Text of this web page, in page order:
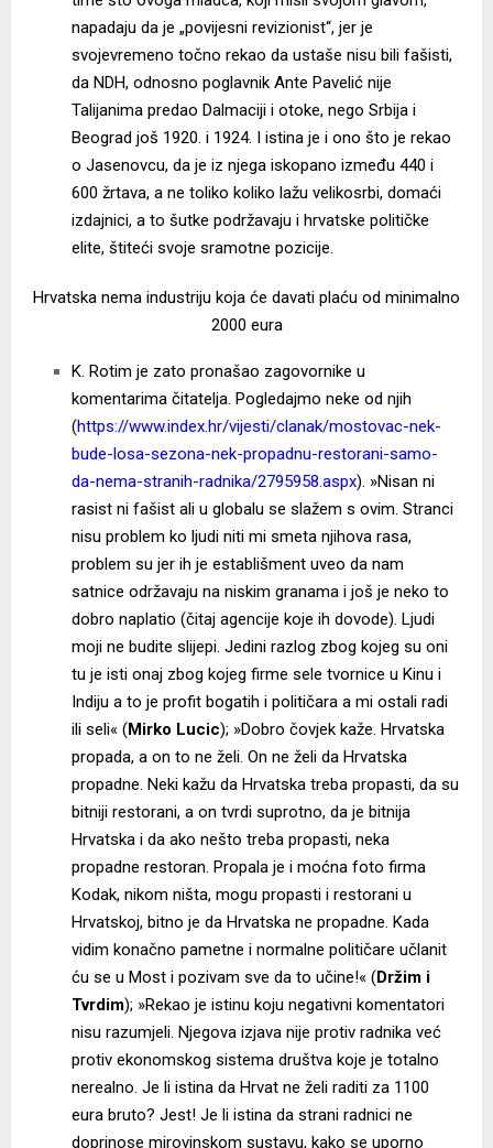
napadaju da je „povijesni revizionist“, jer je
svojevremeno točno rekao da ustaše nisu bili fašisti,
da NDH, odnosno poglavnik Ante Pavelić nije
Talijanima predao Dalmaciji i otoke, nego Srbija i
Beograd još 1920. i 1924. I istina je i ono što je rekao
o Jasenovcu, da je iz njega iskopano između 440 i
600 žrtava, a ne toliko koliko lažu velikosrbi, domaći
izdajnici, a to šutke podržavaju i hrvatske političke
elite, štiteći svoje sramotne pozicije.
Hrvatska nema industriju koja će davati plaću od minimalno
2000 eura
K. Rotim je zato pronašao zagovornike u
komentarima čitatelja. Pogledajmo neke od njih
(https://www.index.hr/vijesti/clanak/mostovac-nek-
bude-losa-sezona-nek-propadnu-restorani-samo-
da-nema-stranih-radnika/2795958.aspx). »Nisan ni
rasist ni fašist ali u globalu se slažem s ovim. Stranci
nisu problem ko ljudi niti mi smeta njihova rasa,
problem su jer ih je establišment uveo da nam
satnice održavaju na niskim granama i još je neko to
dobro naplatio (čitaj agencije koje ih dovode). Ljudi
moji ne budite slijepi. Jedini razlog zbog kojeg su oni
tu je isti onaj zbog kojeg firme sele tvornice u Kinu i
Indiju a to je profit bogatih i političara a mi ostali radi
ili seli« (Mirko Lucic); »Dobro čovjek kaže. Hrvatska
propada, a on to ne želi. On ne želi da Hrvatska
propadne. Neki kažu da Hrvatska treba propasti, da su
bitniji restorani, a on tvrdi suprotno, da je bitnija
Hrvatska i da ako nešto treba propasti, neka
propadne restoran. Propala je i moćna foto firma
Kodak, nikom ništa, mogu propasti i restorani u
Hrvatskoj, bitno je da Hrvatska ne propadne. Kada
vidim konačno pametne i normalne političare učlanit
ću se u Most i pozivam sve da to učine!« (Držim i
Tvrdim); »Rekao je istinu koju negativni komentatori
nisu razumjeli. Njegova izjava nije protiv radnika već
protiv ekonomskog sistema društva koje je totalno
nerealno. Je li istina da Hrvat ne želi raditi za 1100
eura bruto? Jest! Je li istina da strani radnici ne
doprinose mirovinskom sustavu, kako se uporno